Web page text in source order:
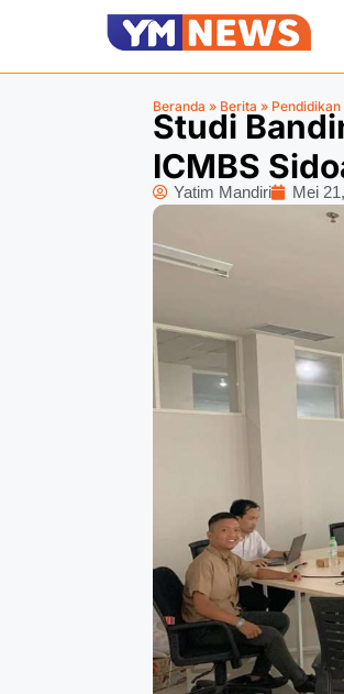
Beranda » Berita » Pendidikan
Studi
ICMBS
Yatim Mandiri Mei